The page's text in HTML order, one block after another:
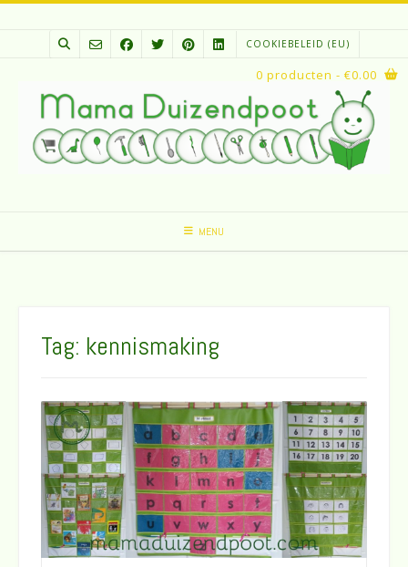
Spring
COOKIEBELEID (EU)
MENU
0 producten - €0.00
Tag: kennismaking